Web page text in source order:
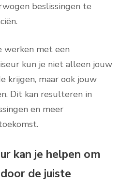
beslissingen te
werken met een
kun je niet alleen jouw
krijgen, maar ook jouw
Dit kan resulteren in
en meer
kan je helpen om
de juiste